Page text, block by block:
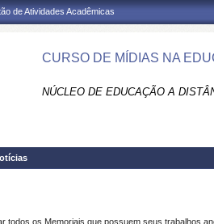
de Atividades Acadêmicas
CURSO DE MÍDIAS NA
NÚCLEO DE EDUCAÇÃO A
todos os Memoriais que possuem seus trabalhos